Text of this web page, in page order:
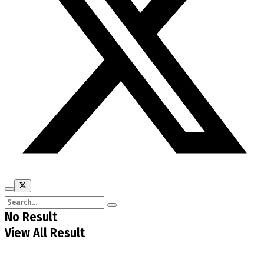
No Result
View All Result